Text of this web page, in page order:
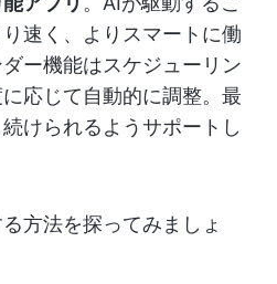
速く、よりスマートに働
ー機能はスケジューリン
応じて自動的に調整。最
けられるようサポートし
方法を探ってみましょ